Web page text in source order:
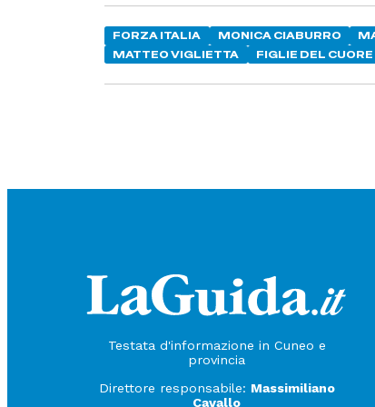
FORZA ITALIA MONICA CIABURRO
MATTEO VIGLIETTA
FIGLIE DEL
Testata d'informazione in Cuneo e
provincia
Direttore responsabile: Massimiliano
Cavallo